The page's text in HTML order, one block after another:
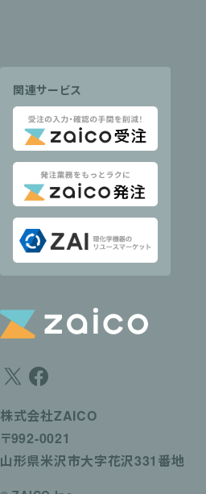
関連サービス
株式会社ZAICO
〒992-0021
山形県米沢市大字花沢331番地